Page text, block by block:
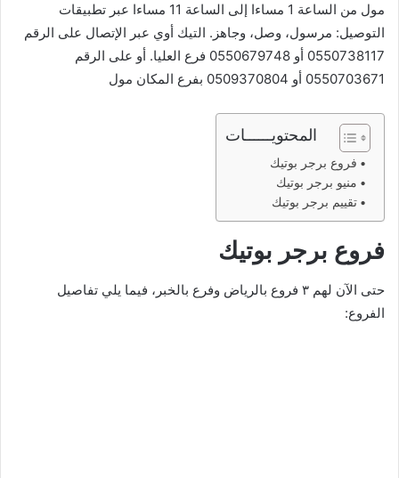
مول من الساعة 1 مساءا إلى الساعة 11 مساءا عبر تطبيقات
التوصيل: مرسول، وصل، وجاهز. التيك أوي عبر الإتصال على الرقم
0550738117 أو 0550679748 فرع العليا. أو على الرقم
0550703671 أو 0509370804 بفرع المكان مول
المحتويــــــات
فروع برجر بوتيك
منيو برجر بوتيك
تقييم برجر بوتيك
فروع برجر بوتيك
حتى الآن لهم ٣ فروع بالرياض وفرع بالخبر، فيما يلي تفاصيل
الفروع: